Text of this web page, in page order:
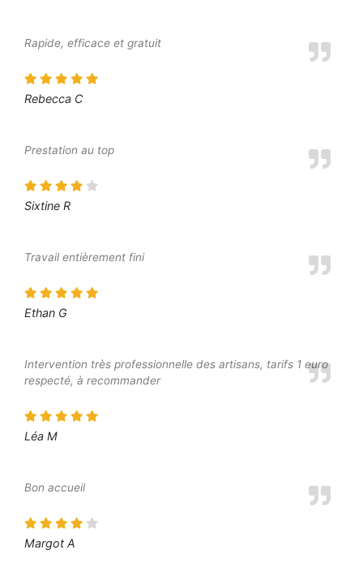
Rapide, efficace et gratuit
Rebecca C
Prestation au top
Sixtine R
Travail entièrement fini
Ethan G
Intervention très professionnelle des artisans, tarifs 1 euro
respecté, à recommander
Léa M
Bon accueil
Margot A